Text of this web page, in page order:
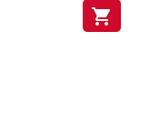
shopping_cart